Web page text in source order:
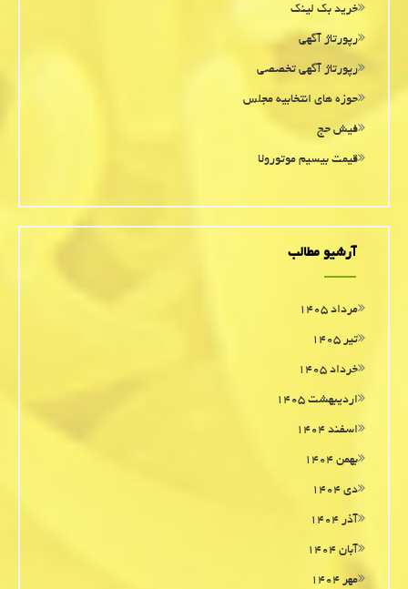
خرید بک لینک
رپورتاژ آگهی
رپورتاژ آگهی تخصصی
حوزه های انتخابیه مجلس
فیش حج
قیمت بیسیم موتورولا
آرشیو مطالب
مرداد ۱۴۰۵
تیر ۱۴۰۵
خرداد ۱۴۰۵
اردیبهشت ۱۴۰۵
اسفند ۱۴۰۴
بهمن ۱۴۰۴
دی ۱۴۰۴
آذر ۱۴۰۴
آبان ۱۴۰۴
مهر ۱۴۰۴